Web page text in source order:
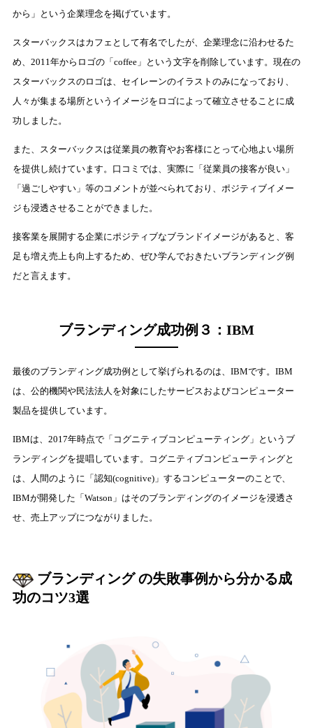
から」という企業理念を掲げています。
スターバックスはカフェとして有名でしたが、企業理念に沿わせるた
め、2011年からロゴの「coffee」という文字を削除しています。現在の
スターバックスのロゴは、セイレーンのイラストのみになっており、
人々が集まる場所というイメージをロゴによって確立させることに成
功しました。
また、スターバックスは従業員の教育やお客様にとって心地よい場所
を提供し続けています。口コミでは、実際に「従業員の接客が良い」
「過ごしやすい」等のコメントが並べられており、ポジティブイメー
ジも浸透させることができました。
接客業を展開する企業にポジティブなブランドイメージがあると、客
足も増え売上も向上するため、ぜひ学んでおきたいブランディング例
だと言えます。
ブランディング成功例３：IBM
最後のブランディング成功例として挙げられるのは、IBMです。IBM
は、公的機関や民法法人を対象にしたサービスおよびコンピューター
製品を提供しています。
IBMは、2017年時点で「コグニティブコンピューティング」というブ
ランディングを提唱しています。コグニティブコンピューティングと
は、人間のように「認知(cognitive)」するコンピューターのことで、
IBMが開発した「Watson」はそのブランディングのイメージを浸透さ
せ、売上アップにつながりました。
ブランディング の失敗事例から分かる成
功のコツ3選